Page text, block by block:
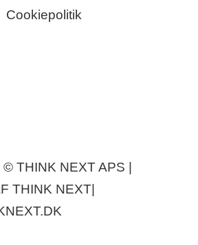
Cookiepolitik
THINK NEXT APS |
THINK NEXT|